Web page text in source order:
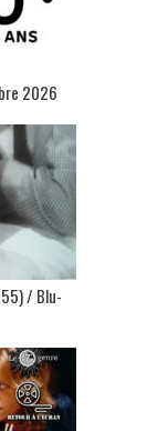
2026
/ Blu-